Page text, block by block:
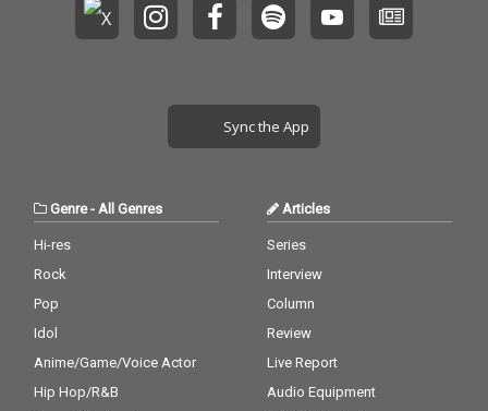
Sync the App
Genre- All Genres
Hi-res
Rock
Pop
Idol
Anime/Game/Voice Actor
Hip Hop/R&B
Articles
Series
Interview
Column
Review
Live Report
Audio Equipment